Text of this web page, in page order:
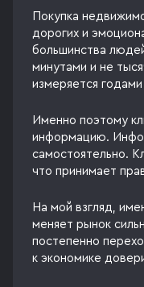
Покупка
дорогих и
большинства
минутами и не
измеряется
Именно поэтому
информацию.
самостоятельно.
что принимает
На мой взгляд,
меняет рынок
постепенно
к экономике